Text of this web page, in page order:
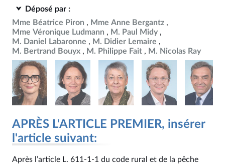
Déposé par :
Mme Béatrice Piron
Mme Anne Bergantz
Mme Véronique Ludmann
M. Paul Midy
M. Daniel Labaronne
M. Didier Lemaire
M. Bertrand Bouyx
M. Philippe Fait M. Nicolas Ray
APRÈS L'ARTICLE PREMIER, insérer
l'article suivant:
Après l’article L. 611‑1‑1 du code rural et de la pêche